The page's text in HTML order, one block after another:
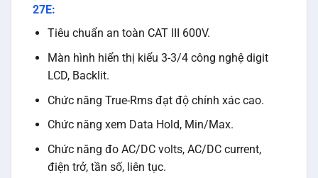
27E:
Tiêu chuẩn an toàn CAT III 600V.
Màn hình hiển thị kiểu 3-3/4 công nghệ digit
LCD, Backlit.
Chức năng True-Rms đạt độ chính xác cao.
Chức năng xem Data Hold, Min/Max.
Chức năng đo AC/DC volts, AC/DC current,
điện trở, tần số, liên tục.